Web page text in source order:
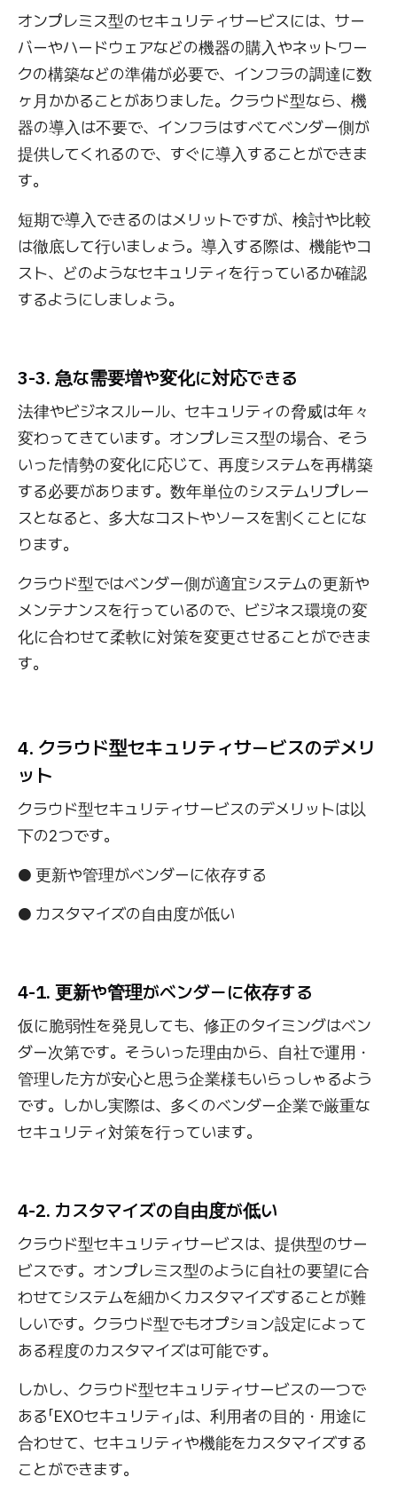
オンプレミス型のセキュリティサービスには、サー
バーやハードウェアなどの機器の購入やネットワー
クの構築などの準備が必要で、インフラの調達に数
ヶ月かかることがありました。クラウド型なら、機
器の導入は不要で、インフラはすべてベンダー側が
提供してくれるので、すぐに導入することができま
す。
短期で導入できるのはメリットですが、検討や比較
は徹底して行いましょう。導入する際は、機能やコ
スト、どのようなセキュリティを行っているか確認
するようにしましょう。
3-3. 急な需要増や変化に対応できる
法律やビジネスルール、セキュリティの脅威は年々
変わってきています。オンプレミス型の場合、そう
いった情勢の変化に応じて、再度システムを再構築
する必要があります。数年単位のシステムリプレー
スとなると、多大なコストやソースを割くことにな
ります。
クラウド型ではベンダー側が適宜システムの更新や
メンテナンスを行っているので、ビジネス環境の変
化に合わせて柔軟に対策を変更させることができま
す。
4. クラウド型セキュリティサービスのデメリ
ット
クラウド型セキュリティサービスのデメリットは以
下の2つです。
● 更新や管理がベンダーに依存する
● カスタマイズの自由度が低い
4-1. 更新や管理がベンダーに依存する
仮に脆弱性を発見しても、修正のタイミングはベン
ダー次第です。そういった理由から、自社で運用・
管理した方が安心と思う企業様もいらっしゃるよう
です。しかし実際は、多くのベンダー企業で厳重な
セキュリティ対策を行っています。
4-2. カスタマイズの自由度が低い
クラウド型セキュリティサービスは、提供型のサー
ビスです。オンプレミス型のように自社の要望に合
わせてシステムを細かくカスタマイズすることが難
しいです。クラウド型でもオプション設定によって
ある程度のカスタマイズは可能です。
しかし、クラウド型セキュリティサービスの一つで
ある「EXOセキュリティ」は、利用者の目的・用途に
合わせて、セキュリティや機能をカスタマイズする
ことができます。